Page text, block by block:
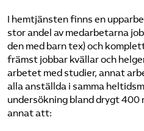
I hemtjänsten finns en
stor andel av medarbetarna
den med barn tex) och
främst jobbar kvällar och
arbetet med studier, annat
alla anställda i samma
undersökning bland drygt 400
annat att: